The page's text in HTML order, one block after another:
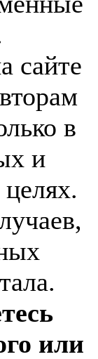
сайте
в
и
или